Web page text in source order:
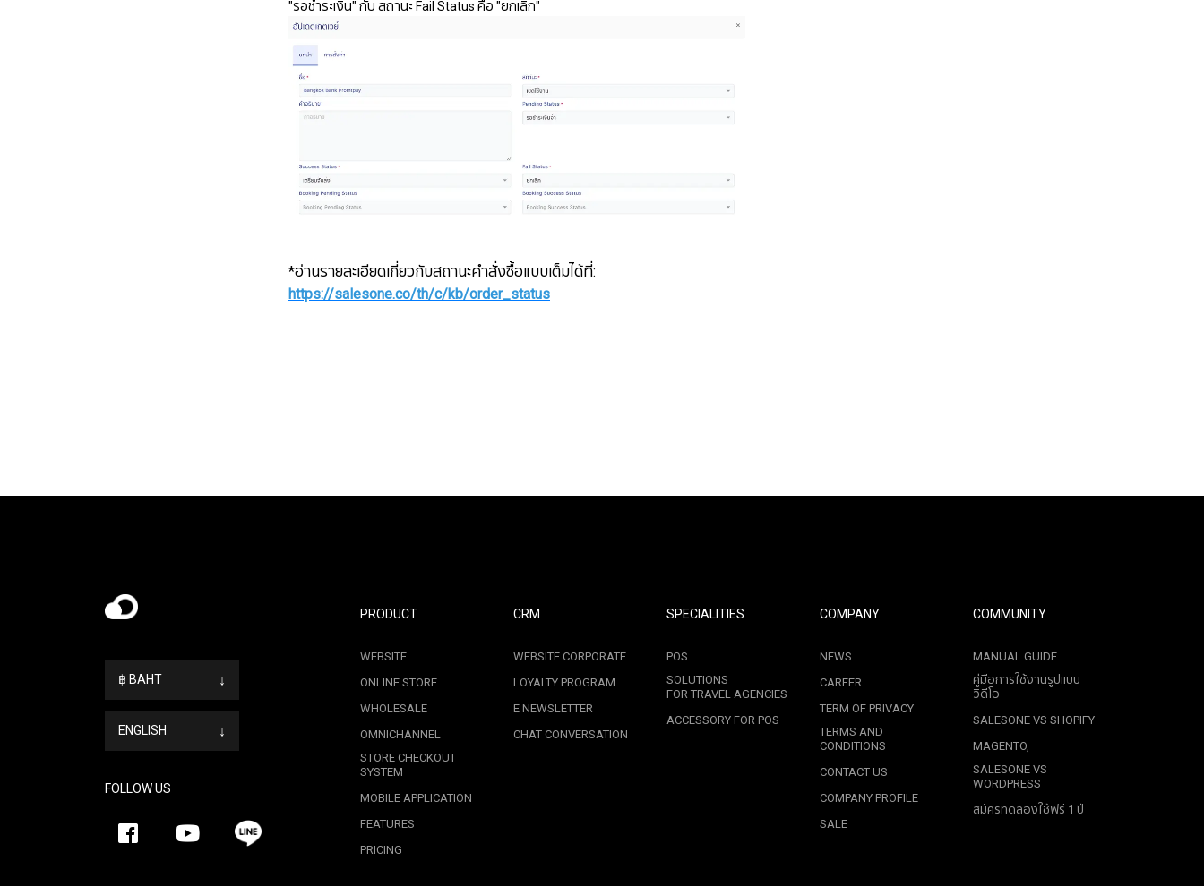
"รอชำระเงิน" กับ สถานะ Fail Status คือ "ยกเลิก"
*อ่านรายละเอียดเกี่ยวกับสถานะคำสั่งซื้อแบบเต็มได้ที่:
https://salesone.co/th/c/kb/order_status
฿ BAHT ↓
ENGLISH ↓
FOLLOW US
PRODUCT
WEBSITE
ONLINE STORE
WHOLESALE
OMNICHANNEL
STORE CHECKOUT
SYSTEM
MOBILE APPLICATION
FEATURES
PRICING
CRM
WEBSITE CORPORATE
LOYALTY PROGRAM
E NEWSLETTER
CHAT CONVERSATION
SPECIALITIES
POS
SOLUTIONS
FOR TRAVEL AGENCIES
ACCESSORY FOR POS
COMPANY
NEWS
CAREER
TERM OF PRIVACY
TERMS AND
CONDITIONS
CONTACT US
COMPANY PROFILE
SALE
COMMUNITY
MANUAL GUIDE
คู่มือการใช้งานรูปแบบ
วิดีโอ
SALESONE VS SHOPIFY
MAGENTO,
SALESONE VS
WORDPRESS
สมัครทดลองใช้ฟรี 1 ปี